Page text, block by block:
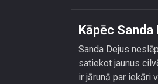
Kāpēc
Sanda Dejus
satiekot jaunus
ir jārunā par iekāri